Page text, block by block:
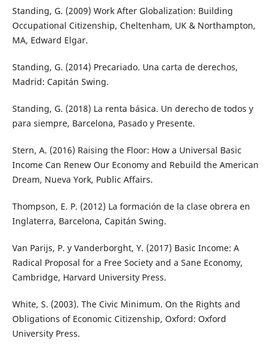
Standing, G. (2009) Work After Globalization: Building
Occupational Citizenship, Cheltenham, UK & Northampton,
MA, Edward Elgar.
Standing, G. (2014) Precariado. Una carta de derechos,
Madrid: Capitán Swing.
Standing, G. (2018) La renta básica. Un derecho de todos y
para siempre, Barcelona, Pasado y Presente.
Stern, A. (2016) Raising the Floor: How a Universal Basic
Income Can Renew Our Economy and Rebuild the American
Dream, Nueva York, Public Affairs.
Thompson, E. P. (2012) La formación de la clase obrera en
Inglaterra, Barcelona, Capitán Swing.
Van Parijs, P. y Vanderborght, Y. (2017) Basic Income: A
Radical Proposal for a Free Society and a Sane Economy,
Cambridge, Harvard University Press.
White, S. (2003). The Civic Minimum. On the Rights and
Obligations of Economic Citizenship, Oxford: Oxford
University Press.